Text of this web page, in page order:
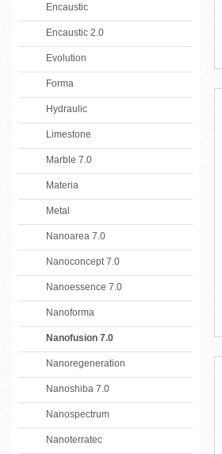
Encaustic
Encaustic 2.0
Evolution
Forma
Hydraulic
Limestone
Marble 7.0
Materia
Metal
Nanoarea 7.0
Nanoconcept 7.0
Nanoessence 7.0
Nanoforma
Nanofusion 7.0
Nanoregeneration
Nanoshiba 7.0
Nanospectrum
Nanoterratec